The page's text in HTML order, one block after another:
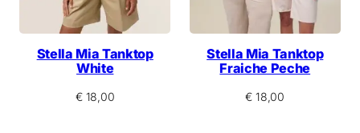
Stella Mia Tanktop
White
€18,00
Stella Mia Tanktop
Fraiche Peche
€ 18,00